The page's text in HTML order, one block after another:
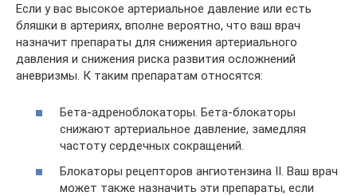
Если у вас высокое артериальное давление или есть
бляшки в артериях, вполне вероятно, что ваш врач
назначит препараты для снижения артериального
давления и снижения риска развития осложнений
аневризмы. К таким препаратам относятся:
Бета-адреноблокаторы. Бета-блокаторы
снижают артериальное давление, замедляя
частоту сердечных сокращений.
Блокаторы рецепторов ангиотензина II. Ваш врач
может также назначить эти препараты, если